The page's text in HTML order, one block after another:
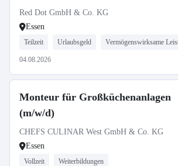
Red Dot GmbH & Co. KG
Essen
Teilzeit Urlaubsgeld Vermögenswirksame
04.08.2026
Monteur für Großküchenanlagen
(m/w/d)
CHEFS CULINAR West GmbH & Co. KG
Essen
Vollzeit Weiterbildungen